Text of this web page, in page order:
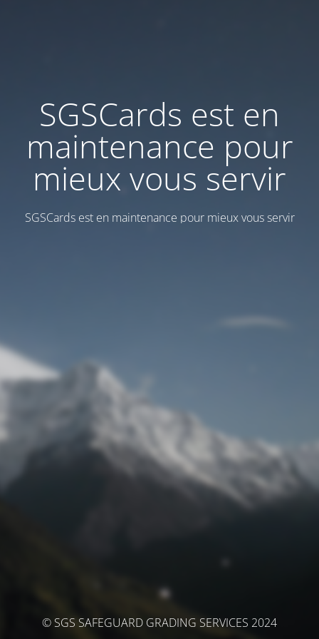
SGSCards est en
maintenance pour
mieux vous servir
SGSCards est en maintenance pour mieux vous servir
© SGS SAFEGUARD GRADING SERVICES 2024